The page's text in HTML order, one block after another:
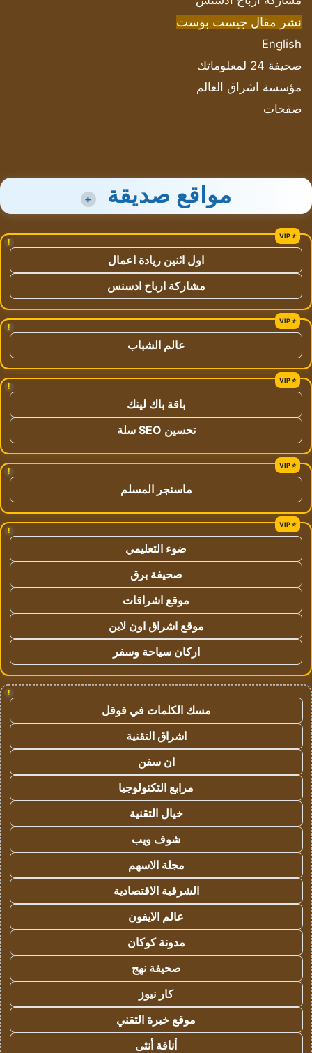
نشر مقال جيست بوست
English
صحيفة 24 لمعلوماتك
مؤسسة اشراق العالم
صفحات
مواقع صديقة +
!
اول اثنين ريادة اعمال
مشاركة ارباح ادسنس
!
عالم الشباب
!
باقة باك لينك
تحسين SEO سلة
!
ماسنجر المسلم
!
ضوء التعليمي
صحيفة برق
موقع اشراقات
موقع اشراق اون لاين
اركان سياحة وسفر
!
مسك الكلمات في قوقل
اشراق التقنية
ان سفن
مرابع التكنولوجيا
خيال التقنية
شوف ويب
مجلة الاسهم
الشرقية الاقتصادية
عالم الايفون
مدونة كوكان
صحيفة نهج
كار نيوز
موقع خبرة التقني
أناقة أنثى